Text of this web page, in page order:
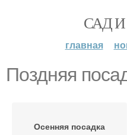
САД
главная
Поздняя
Осенняя посадка